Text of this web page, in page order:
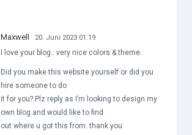
Maxwell 20. Juni 2023 01:19
I love your blog.. very nice colors & theme.
Did you make this website yourself or did you
hire someone to do
it for you? Plz reply as I’m looking to design my
own blog and would like to find
out where u got this from. thank you